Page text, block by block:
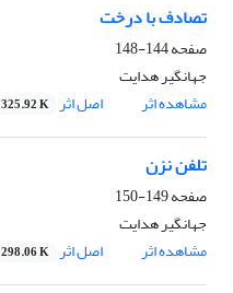
تصادف با درخت
صفحه144-148
جهانگیر هدایت
مشاهده اثر
اصل اثر 325.92 K
تلفن نزن
صفحه149-150
جهانگیر هدایت
مشاهده اثر
اصل اثر 298.06 K